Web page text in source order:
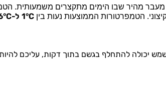
מעבר מהיר שבו הימים מתקצרים משמעותית.
הטמפרטורות הממוצעות נעות בין 1°C ל-6°C
יכולה להתחלף בגשם בתוך דקות, עליכם